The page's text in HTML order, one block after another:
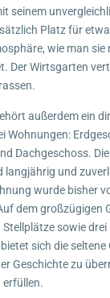
seinem
Platz für
wie man sie
Der Wirtsgarten
außerdem ein
Wohnungen:
Dachgeschoss.
langjährig und
wurde bisher
dem großzügigen
sowie drei
sich die seltene
Geschichte zu
erfüllen.